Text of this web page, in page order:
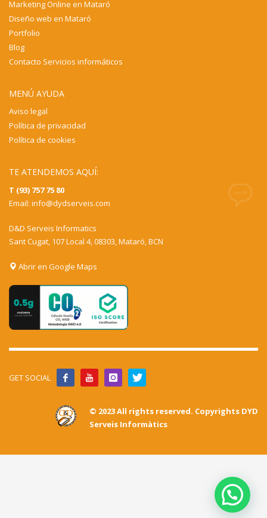
Marketing Online en Mataró
Diseño web en Mataró
Portfolio
Blog
Contacto Servicios informáticos
MENÚ AYUDA
Aviso legal
Política de privacidad
Política de cookies
TE ATENDEMOS AQUÍ:
T (93) 757 75 80
Email: info@dydserveis.com
D&D Serveis Informatics
Sant Cugat, 107 Local 4, 08303, Mataró, BCN
Abrir en Google Maps
GET SOCIAL
© 2023 All rights reserved. Copyrights DYD
Serveis Informàtics